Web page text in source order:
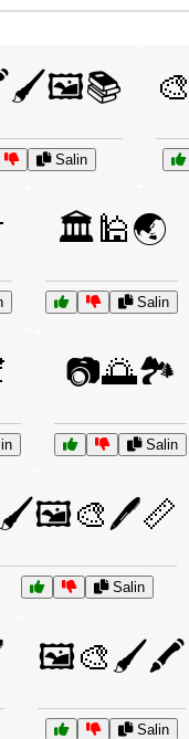
Salin
🏛️🕌🌏
Salin
📷🌅🏞️
Salin
🖌️🖼️🎨🖊️📏
Salin
🖼️🎨🖌️🖍️
Salin